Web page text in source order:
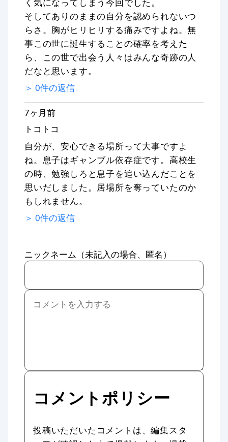
そしてありのままの自分を認められないつ
らさ。胸がヒリヒリする痛みですよね。無
事この世に誕生することの確率を考えた
ら、この世で出会う人々はみんな奇跡の人
だなと思います。
＞ 0件の返信
7ヶ月前
トコトコ
自分が、安心できる場所って大事ですよ
ね。息子はギャンブル依存症です。高校生
の時、勉強しろと息子を追い込んだことを
思いだしました。居場所を奪っていたのか
もしれません。
＞ 0件の返信
ニックネーム（未記入の場合、匿名）
コメントポリシー
投稿いただいたコメントは、編集スタ